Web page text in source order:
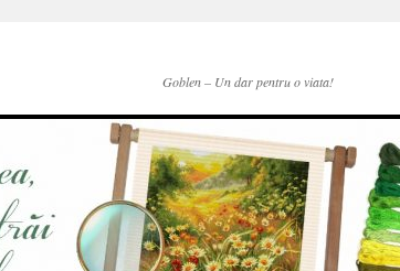
Goblen – Un dar pentru o viata!